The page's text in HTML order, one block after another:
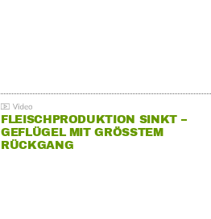
FLEISCHPRODUKTION SINKT –
GEFLÜGEL MIT GRÖSSTEM R
ÜCKGANG